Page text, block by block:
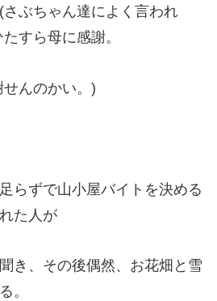
ぶちゃん達によく言われ
すら母に感謝。
んのかい。)
らずで山小屋バイトを決める
た人が
き、その後偶然、お花畑と雪
。